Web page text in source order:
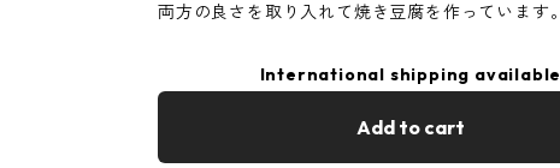
両方の良さを取り入れて焼き豆腐を作っています。
International shipping available
Add to cart